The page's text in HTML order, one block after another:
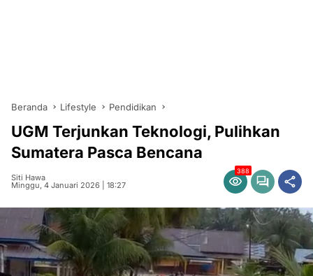
Beranda Lifestyle Pendidikan
UGM Terjunkan Teknologi, Pulihkan
Sumatera Pasca Bencana
Siti Hawa
Minggu, 4 Januari 2026 | 18:27
388